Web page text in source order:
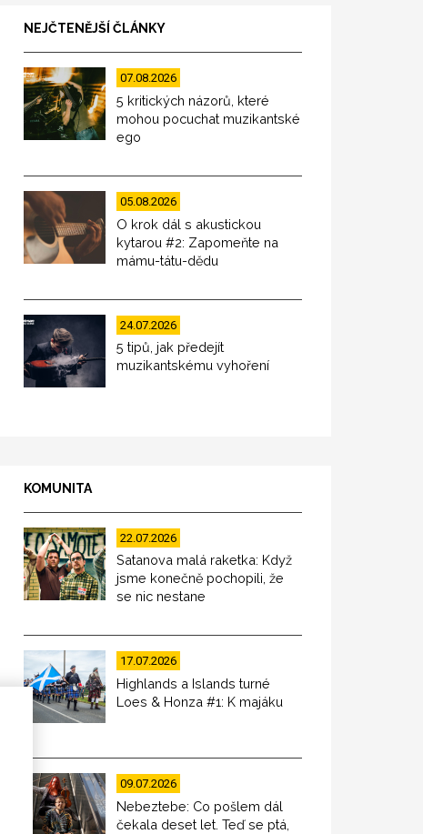
NEJČTENĚJŠÍ ČLÁNKY
07.08.2026
5 kritických názorů, které
mohou pocuchat muzikantské
ego
05.08.2026
O krok dál s akustickou
kytarou #2: Zapomeňte na
mámu-tátu-dědu
24.07.2026
5 tipů, jak předejít
muzikantskému vyhoření
KOMUNITA
22.07.2026
Satanova malá raketka: Když
jsme konečně pochopili, že
se nic nestane
17.07.2026
Highlands a Islands turné
Loes & Honza #1: K majáku
09.07.2026
Nebeztebe: Co pošlem dál
čekala deset let. Teď se ptá,